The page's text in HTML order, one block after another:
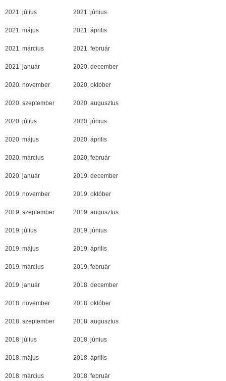
2021. július 2021. június
2021. május 2021. április
2021. március 2021. február
2021. január 2020. december
2020. november 2020. október
2020. szeptember 2020. augusztus
2020. július 2020. június
2020. május 2020. április
2020. március 2020. február
2020. január 2019. december
2019. november 2019. október
2019. szeptember 2019. augusztus
2019. július 2019. június
2019. május 2019. április
2019. március 2019. február
2019. január 2018. december
2018. november 2018. október
2018. szeptember 2018. augusztus
2018. július 2018. június
2018. május 2018. április
2018. március 2018. február